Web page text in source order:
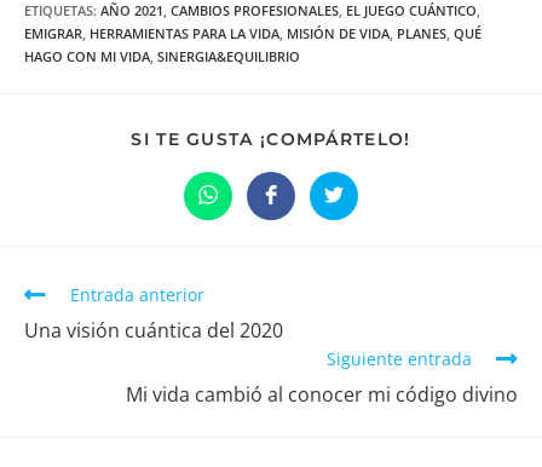
ETIQUETAS: AÑO 2021, CAMBIOS PROFESIONALES, EL JUEGO CUÁNTICO,
EMIGRAR, HERRAMIENTAS PARA LA VIDA, MISIÓN DE VIDA, PLANES, QUÉ
HAGO CON MI VIDA, SINERGIA&EQUILIBRIO
SI TE GUSTA ¡COMPÁRTELO!
Se
abre
Se
abre
Se
abre
Leer
más
Entrada anterior
Una visión cuántica del 2020
Siguiente entrada
Mi vida cambió al conocer mi código divino